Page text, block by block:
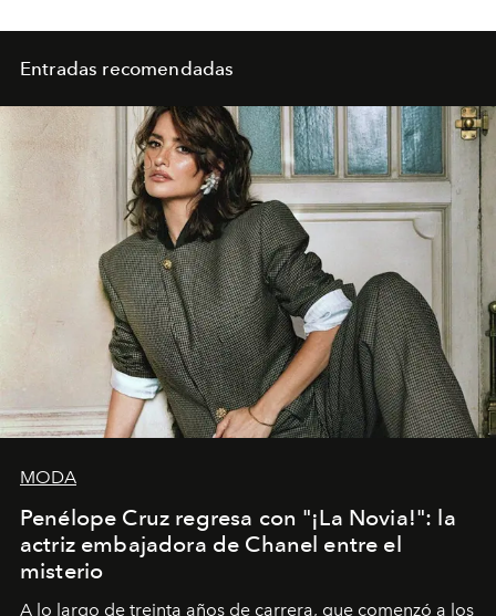
Entradas recomendadas
MODA
Penélope Cruz regresa con "¡La Novia!": la
actriz embajadora de Chanel entre el
misterio
A lo largo de treinta años de carrera, que comenzó a los